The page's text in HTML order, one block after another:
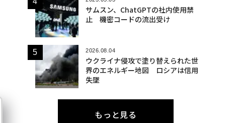
サムスン、ChatGPTの社内使用禁
止 機密コードの流出受け
2026.08.04
ウクライナ侵攻で塗り替えられた世
界のエネルギー地図 ロシアは信用
失墜
もっと見る